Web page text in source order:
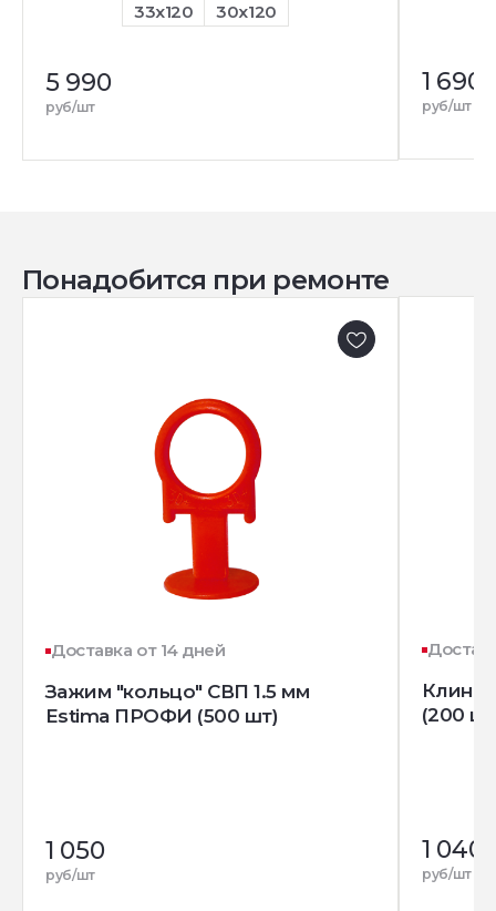
33x120 30x120
5 990
руб/шт
1 690
руб/шт
Понадобится при ремонте
Доставка от 14 дней
Зажим "кольцо" СВП 1.5 мм
Estima ПРОФИ (500 шт)
1 050
руб/шт
Клин
(200
1 040
руб/шт